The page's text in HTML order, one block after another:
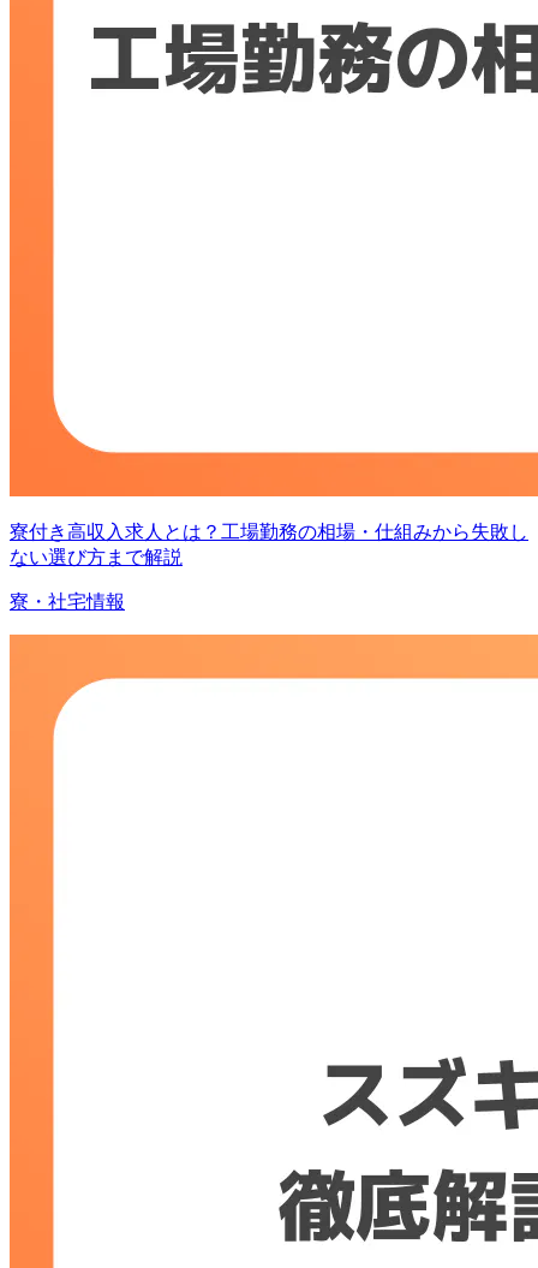
寮付き高収入求人とは？工場勤務の相場・仕組みから失敗し
ない選び方まで解説
寮・社宅情報